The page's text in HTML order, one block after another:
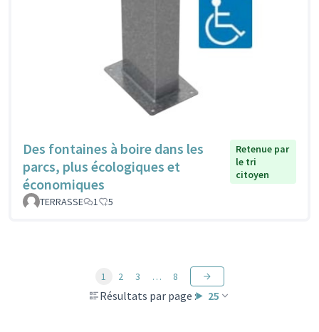
Des fontaines à boire dans les
parcs, plus écologiques et
économiques
Retenue par
le tri
citoyen
TERRASSE 1 5
Résultats par page : 25
1 2 3 … 8